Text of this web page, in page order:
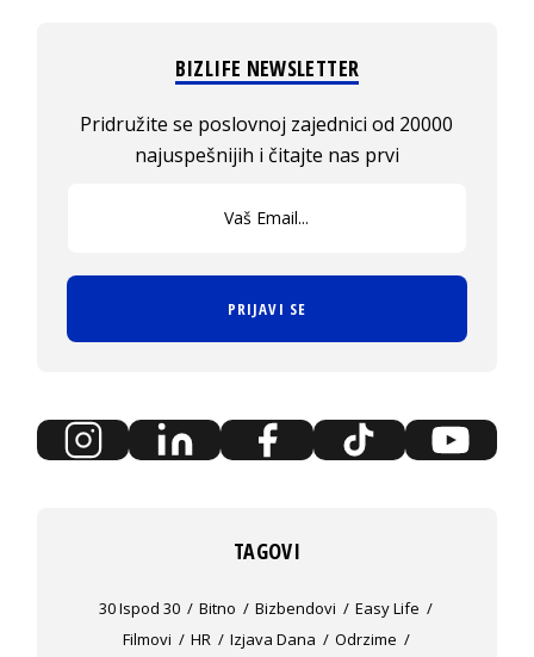
BIZLIFE NEWSLETTER
Pridružite se poslovnoj zajednici od 20000
najuspešnijih i čitajte nas prvi
PRIJAVI SE
TAGOVI
30 Ispod 30 Bitno Bizbendovi
Easy Life
Filmovi
HR Izjava Dana
Odrzime